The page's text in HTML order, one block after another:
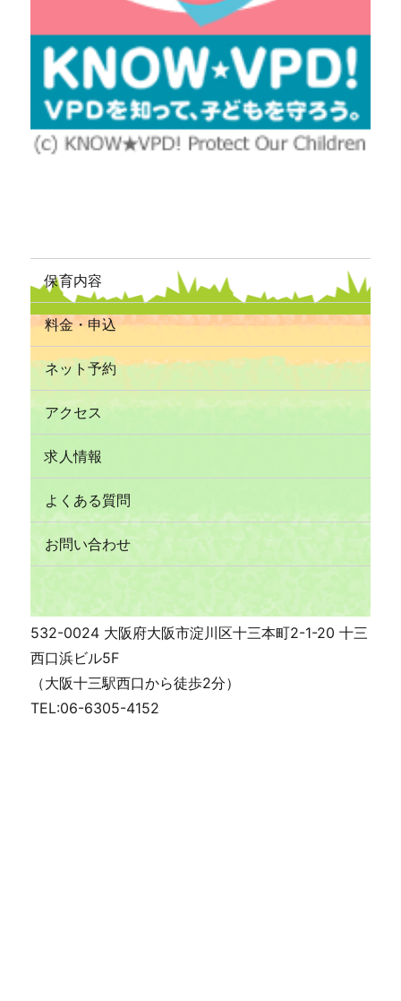
保育内容
料金・申込
ネット予約
アクセス
求人情報
よくある質問
お問い合わせ
532-0024 大阪府大阪市淀川区十三本町2-1-20 十三
西口浜ビル5F
（大阪十三駅西口から徒歩2分）
TEL:06-6305-4152